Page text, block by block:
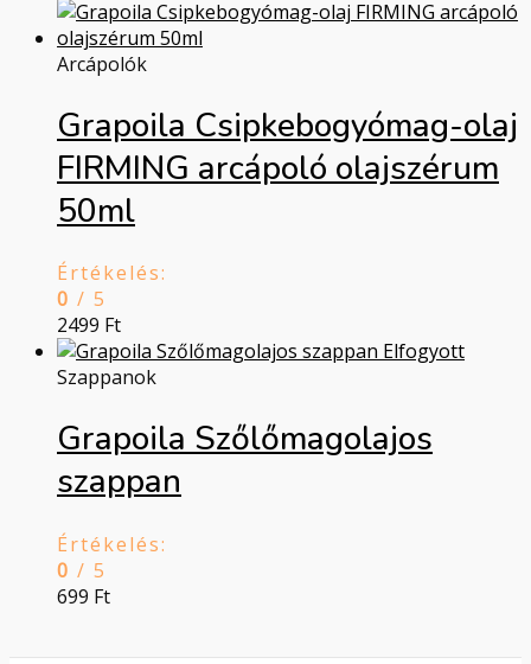
Arcápolók
Grapoila Csipkebogyómag-olaj
FIRMING arcápoló olajszérum
50ml
Értékelés:
0 / 5
2499 Ft
Elfogyott
Szappanok
Grapoila Szőlőmagolajos
szappan
Értékelés:
0 / 5
699 Ft